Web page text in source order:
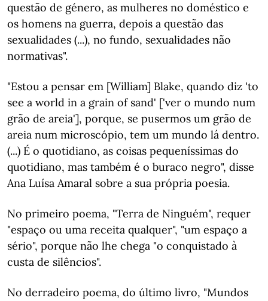
questão de género, as mulheres no doméstico e
os homens na guerra, depois a questão das
sexualidades (...), no fundo, sexualidades não
normativas".
"Estou a pensar em [William] Blake, quando diz 'to
see a world in a grain of sand' ['ver o mundo num
grão de areia'], porque, se pusermos um grão de
areia num microscópio, tem um mundo lá dentro.
(...) É o quotidiano, as coisas pequeníssimas do
quotidiano, mas também é o buraco negro", disse
Ana Luísa Amaral sobre a sua própria poesia.
No primeiro poema, "Terra de Ninguém", requer
"espaço ou uma receita qualquer", "um espaço a
sério", porque não lhe chega "o conquistado à
custa de silêncios".
No derradeiro poema, do último livro, "Mundos